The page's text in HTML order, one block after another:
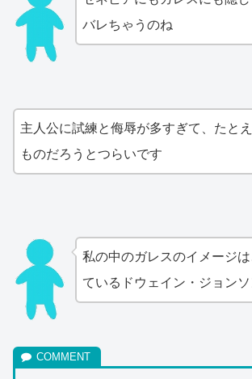
バレちゃうのね
主人公に試練と侮辱が多すぎて、たと
ものだろうとつらいです
私の中のガレスのイメージ
ているドウェイン・ジョン